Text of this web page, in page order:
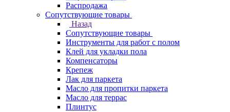
Распродажа
Сопутствующие товары
Назад
Сопутствующие товары
Инструменты для работ с полом
Клей для укладки пола
Компенсаторы
Крепеж
Лак для паркета
Масло для пропитки паркета
Масло для террас
Плинтус